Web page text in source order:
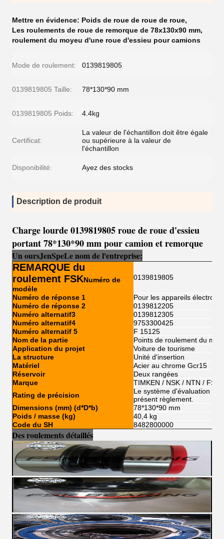
Mettre en évidence: Poids de roue de roue de roue,
Les roulements de roue de remorque de 78x130x90 mm,
roulement du moyeu d'une roue d'essieu pour camions
Mode de roulement: 0139819805
0139819805 Taille: 78*130*90 mm
0139819805 Poids: 4.4kg
Certificat:
La valeur de l'échantillon doit être égale
ou supérieure à la valeur de
l'échantillon
Disponibilité: Ayez des stocks
Description de produit
Charge lourde 0139819805 roue de roue d'essieu
portant 78*130*90 mm pour camion et remorque
Un oursJenSpeLe nom de l'entreprise:
REMARQUE du
roulement FSKNuméro de
modèle
0139819805
Numéro de réponse 1
Pour les appareils
Numéro de réponse 2
0139812205
Numéro alternatif3
0139812305
Numéro alternatif4
9753300425
Numéro alternatif 5
F 15125
Nom de la partie
Points de roulement du
Application du projet
Voiture de tourisme
La structure
Unité d'insertion
Matériel
Acier au chrome Gcr15
Réservoir
Deux rangées
Marque
TIMKEN / NSK / NTN /
Rating de précision
Le système d'évaluation de
présent règlement.
Dimensions (mm) (d*D*b)
78*130*90 mm
Poids / masse (kg)
40,4 kg
Code du SH
8482800000
Des roulements détaillés